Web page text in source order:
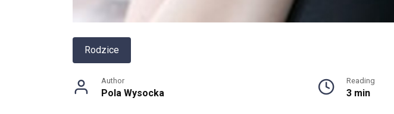
Rodzice
Author
Pola Wysocka
Reading
3 min